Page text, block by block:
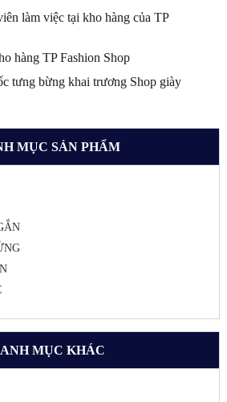
làm việc tại kho hàng của TP
hàng TP Fashion Shop
tưng bừng khai trương Shop giày
MỤC SẢN PHẨM
MỤC KHÁC